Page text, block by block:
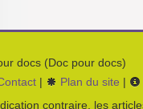
docs (Doc pour docs)
| Plan du site |
contraire, les